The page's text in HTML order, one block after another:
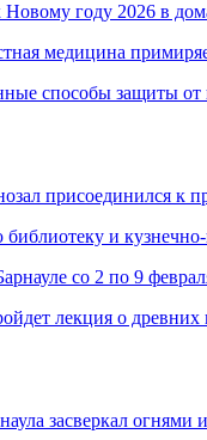
году 2026 в
медицина
способы защиты
присоединился к
библиотеку и
со 2 по 9
лекция о
засверкал